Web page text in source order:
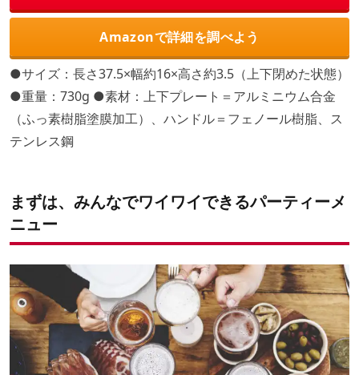
Amazonで詳細を調べよう
●サイズ：長さ37.5×幅約16×高さ約3.5（上下閉めた状態）
●重量：730g ●素材：上下プレート＝アルミニウム合金
（ふっ素樹脂塗膜加工）、ハンドル＝フェノール樹脂、ス
テンレス鋼
まずは、みんなでワイワイできるパーティーメ
ニュー